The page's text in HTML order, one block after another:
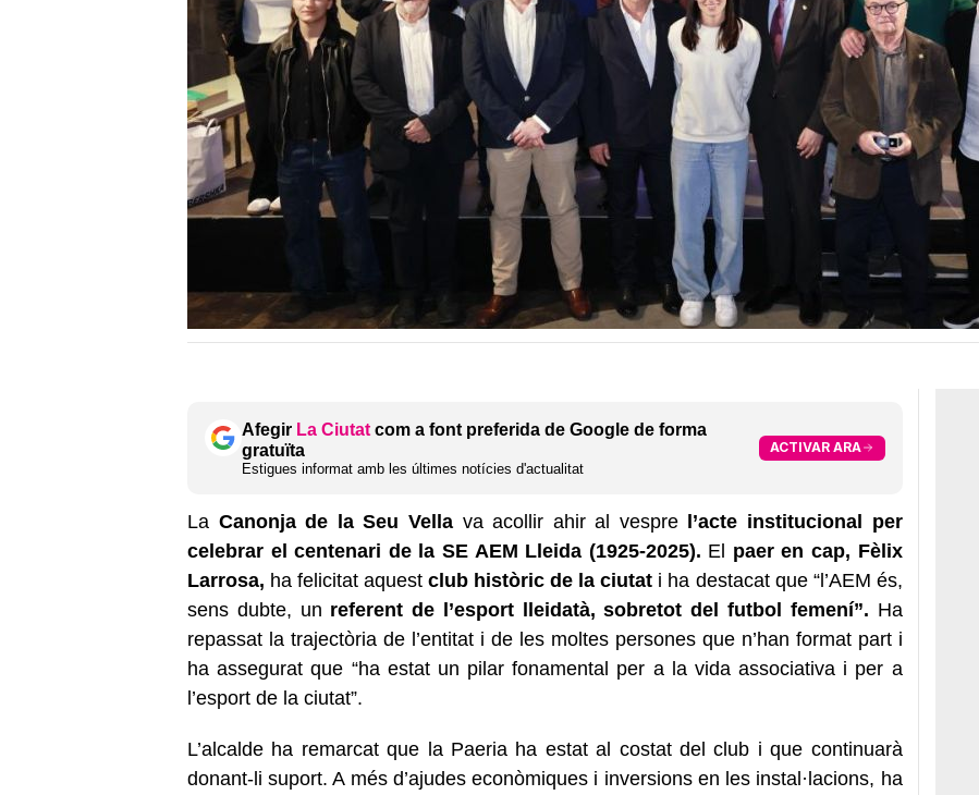
Afegir La Ciutat com a font preferida de Google de forma
gratuïta
Estigues informat amb les últimes notícies d'actualitat
ACTIVAR ARA
La Canonja de la Seu Vellava acollir ahir al vesprel’acte institucional per
celebrar el centenari de la SE AEM Lleida (1925-2025). El paer en cap, Fèlix
Larrosa, ha felicitat aquest club històric de la ciutat i ha destacat que “l’AEM és,
sens dubte, un referent de l’esport lleidatà, sobretot del futbol femení”. Ha
repassat la trajectòria de l’entitat i de les moltes persones que n’han format part i
ha assegurat que “ha estat un pilar fonamental per a la vida associativa i per a
l’esport de la ciutat”.
L’alcalde ha remarcat que la Paeria ha estat al costat del club i que continuarà
donant-li suport. A més d’ajudes econòmiques i inversions en les instal·lacions, ha